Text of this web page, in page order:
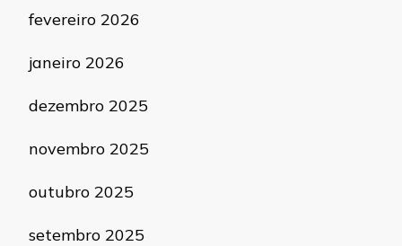
fevereiro 2026
janeiro 2026
dezembro 2025
novembro 2025
outubro 2025
setembro 2025